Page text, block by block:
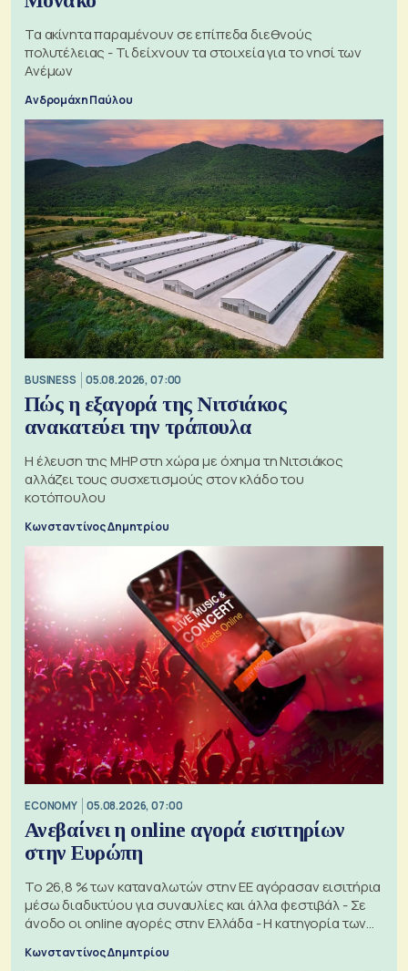
Τα ακίνητα παραμένουν σε επίπεδα διεθνούς
πολυτέλειας - Τι δείχνουν τα στοιχεία για το νησί των
Ανέμων
Ανδρομάχη Παύλου
BUSINESS 05.08.2026, 07:00
Πώς η εξαγορά της Νιτσιάκος
ανακατεύει την τράπουλα
H έλευση της MHP στη χώρα με όχημα τη Νιτσιάκος
αλλάζει τους συσχετισμούς στον κλάδο του
κοτόπουλου
Κωνσταντίνος Δημητρίου
ECONOMY 05.08.2026, 07:00
Ανεβαίνει η online αγορά εισιτηρίων
στην Ευρώπη
Το 26,8 % των καταναλωτών στην ΕΕ αγόρασαν εισιτήρια
μέσω διαδικτύου για συναυλίες και άλλα φεστιβάλ - Σε
άνοδο οι online αγορές στην Ελλάδα - Η κατηγορία των
Κωνσταντίνος Δημητρίου